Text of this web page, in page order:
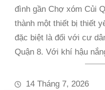
đình gần Chợ xóm Củi
thành một thiết bị thiết
đặc biệt là đối với cư
Quận 8. Với khí hậu
14 Tháng 7, 2026